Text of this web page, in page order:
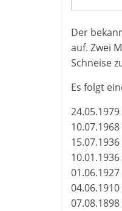
Der
auf. Zwei
Schneise
Es folgt